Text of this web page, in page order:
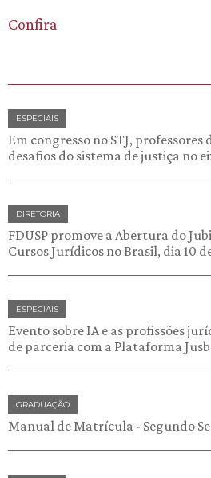
Confira
ESPECIAIS
Em congresso no STJ, professores
desafios do sistema de justiça no
DIRETORIA
FDUSP promove a Abertura do
Cursos Jurídicos no Brasil, dia 10
ESPECIAIS
Evento sobre IA e as profissões
de parceria com a Plataforma
GRADUAÇÃO
Manual de Matrícula - Segundo